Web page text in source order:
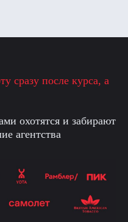
сразу после курса, а
охотятся и забирают
агентства